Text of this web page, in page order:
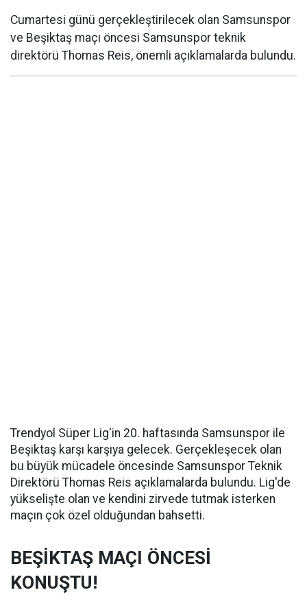
Cumartesi günü gerçekleştirilecek olan Samsunspor
ve Beşiktaş maçı öncesi Samsunspor teknik
direktörü Thomas Reis, önemli açıklamalarda bulundu.
Trendyol Süper Lig'in 20. haftasında Samsunspor ile
Beşiktaş karşı karşıya gelecek. Gerçekleşecek olan
bu büyük mücadele öncesinde Samsunspor Teknik
Direktörü Thomas Reis açıklamalarda bulundu. Lig'de
yükselişte olan ve kendini zirvede tutmak isterken
maçın çok özel olduğundan bahsetti.
BEŞİKTAŞ MAÇI ÖNCESİ
KONUŞTU!